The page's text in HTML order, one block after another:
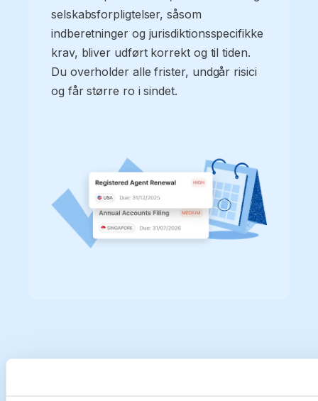
selskabsforpligtelser, såsom
indberetninger og jurisdiktionsspecifikke
krav, bliver udført korrekt og til tiden.
Du overholder alle frister, undgår risici
og får større ro i sindet.